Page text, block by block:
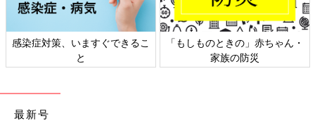
感染症対策、いますぐできるこ
と
「もしものときの」赤ちゃん・
家族の防災
最新号